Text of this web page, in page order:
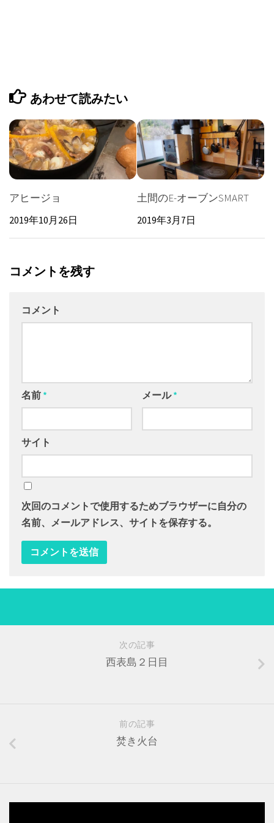
あわせて読みたい
アヒージョ
2019年10月26日
土間のE-オーブンSMART
2019年3月7日
コメントを残す
コメント
名前 * メール*
サイト
次回のコメントで使用するためブラウザーに自分の
名前、メールアドレス、サイトを保存する。
次の記事
西表島２日目
前の記事
焚き火台